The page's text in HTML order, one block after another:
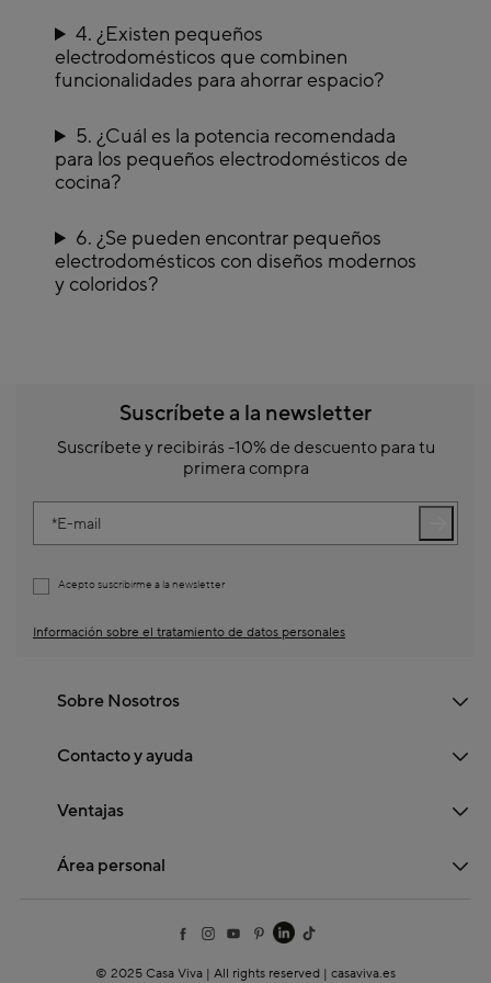
resistente y fácil de limpiar.
Compatibilidad: Asegúrate de que los electrodomésticos que elijas sean
compatibles con otros utensilios y accesorios que ya tienes, como recipientes
o moldes.
nuestras colecciones deconservadoresyespátulas y cucharas, perfectos para
maximizar la eficiencia y organización en tu cocina.
4. ¿Existen pequeños
electrodomésticos que combinen
funcionalidades para ahorrar espacio?
5. ¿Cuál es la potencia recomendada
para los pequeños electrodomésticos de
cocina?
6. ¿Se pueden encontrar pequeños
electrodomésticos con diseños modernos
y coloridos?
Suscríbete a la newsletter
Suscríbete y recibirás -10% de descuento para tu
primera compra
E-mail
Acepto suscribirme a la newsletter
Información sobre el tratamiento de datos personales
Sobre Nosotros
Contacto y ayuda
Ventajas
Área personal
© 2025 Casa Viva | All rights reserved | casaviva.es